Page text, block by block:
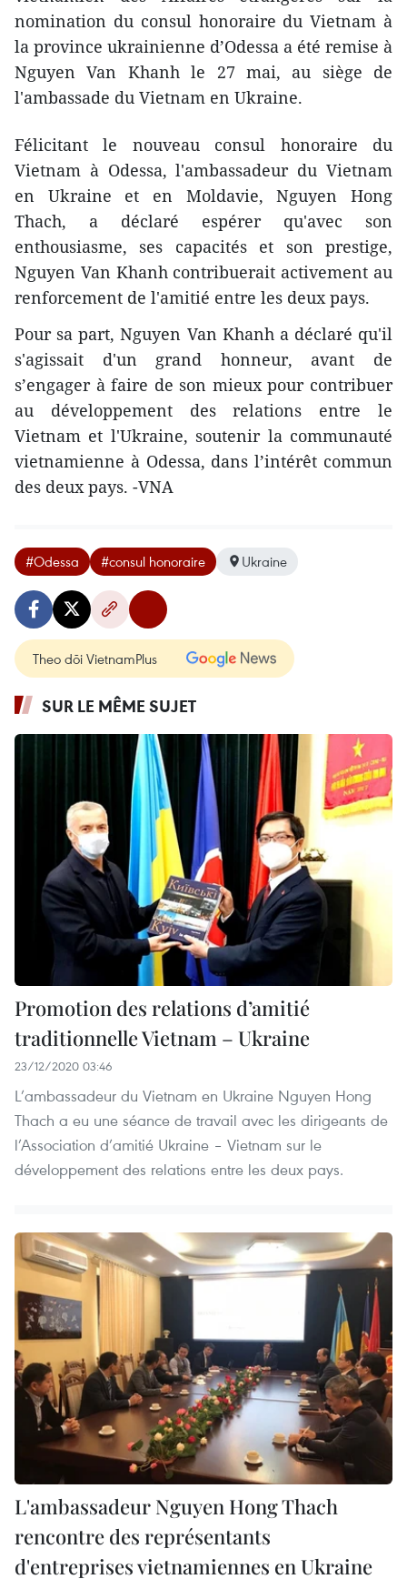
nomination du consul honoraire du Vietnam à
la province ukrainienne d’Odessa a été remise à
Nguyen Van Khanh le 27 mai, au siège de
l'ambassade du Vietnam en Ukraine.
Félicitant le nouveau consul honoraire du
Vietnam à Odessa, l'ambassadeur du Vietnam
en Ukraine et en Moldavie, Nguyen Hong
Thach, a déclaré espérer qu'avec son
enthousiasme, ses capacités et son prestige,
Nguyen Van Khanh contribuerait activement au
renforcement de l'amitié entre les deux pays.
Pour sa part, Nguyen Van Khanh a déclaré qu'il
s'agissait d'un grand honneur, avant de
s’engager à faire de son mieux pour contribuer
au développement des relations entre le
Vietnam et l'Ukraine, soutenir la communauté
vietnamienne à Odessa, dans l’intérêt commun
des deux pays. -VNA
#Odessa #consul honoraire Ukraine
Theo dõi VietnamPlus
SUR LE MÊME SUJET
Promotion des relations d’amitié
traditionnelle Vietnam – Ukraine
23/12/2020 03:46
L’ambassadeur du Vietnam en Ukraine Nguyen Hong
Thach a eu une séance de travail avec les dirigeants de
l’Association d’amitié Ukraine – Vietnam sur le
développement des relations entre les deux pays.
L'ambassadeur Nguyen Hong Thach
rencontre des représentants
d'entreprises vietnamiennes en Ukraine